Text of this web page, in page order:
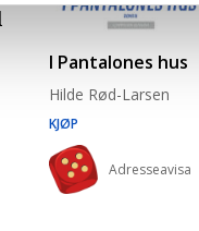
I Pantalones hus
Hilde Rød-Larsen
KJØP
Adresseavisa